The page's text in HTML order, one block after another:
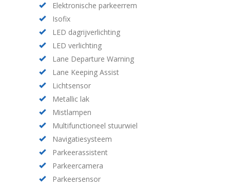
Elektronische parkeerrem
Isofix
LED dagrijverlichting
LED verlichting
Lane Departure Warning
Lane Keeping Assist
Lichtsensor
Metallic lak
Mistlampen
Multifunctioneel stuurwiel
Navigatiesysteem
Parkeerassistent
Parkeercamera
Parkeersensor